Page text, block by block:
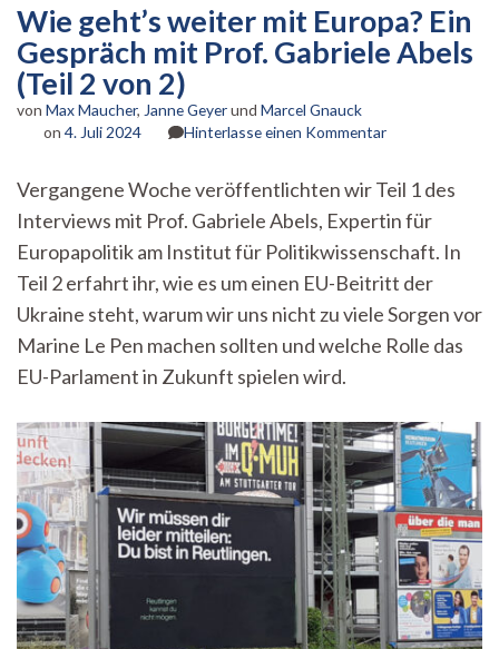
Wie geht’s weiter mit Europa? Ein
Gespräch mit Prof. Gabriele Abels
(Teil 2 von 2)
von Max Maucher, Janne Geyerund Marcel Gnauck
on 4. Juli 2024 Hinterlasse einen Kommentarzu
weiter
mit
Europa?
Ein
Gespräch
mit
Gabriele
2
von
2)
Vergangene Woche veröffentlichten wir Teil 1 des
Interviews mit Prof. Gabriele Abels, Expertin für
Europapolitik am Institut für Politikwissenschaft. In
Teil 2 erfahrt ihr, wie es um einen EU-Beitritt der
Ukraine steht, warum wir uns nicht zu viele Sorgen vor
Marine Le Pen machen sollten und welche Rolle das
EU-Parlament in Zukunft spielen wird.